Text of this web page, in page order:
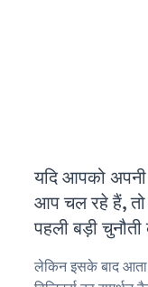
यदि आपको
आप चल रहे हैं, तो
पहली बड़ी
लेकिन इसके बाद